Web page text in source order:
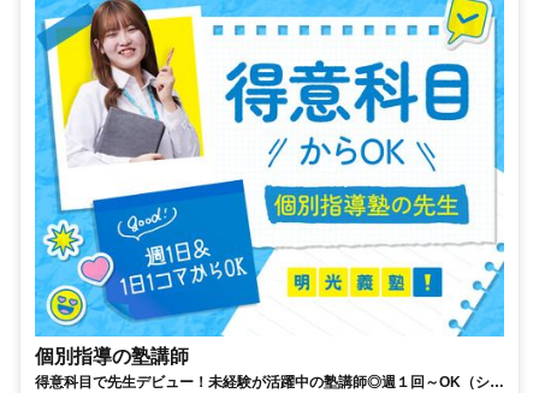
個別指導の塾講師
得意科目で先生デビュー！未経験が活躍中の塾講師◎週１回～OK（シフ